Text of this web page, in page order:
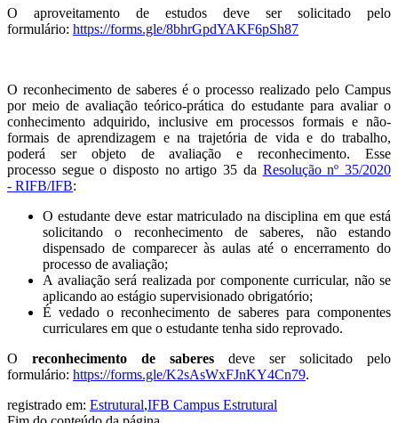
O aproveitamento de estudos deve ser solicitado pelo
formulário: https://forms.gle/8bhrGpdYAKF6pSh87
O reconhecimento de saberes é o processo realizado pelo Campus
por meio de avaliação teórico-prática do estudante para avaliar o
conhecimento adquirido, inclusive em processos formais e não-
formais de aprendizagem e na trajetória de vida e do trabalho,
poderá ser objeto de avaliação e reconhecimento. Esse
processo segue o disposto no artigo 35 da Resolução nº 35/2020
- RIFB/IFB:
O estudante deve estar matriculado na disciplina em que está
solicitando o reconhecimento de saberes, não estando
dispensado de comparecer às aulas até o encerramento do
processo de avaliação;
A avaliação será realizada por componente curricular, não se
aplicando ao estágio supervisionado obrigatório;
É vedado o reconhecimento de saberes para componentes
curriculares em que o estudante tenha sido reprovado.
O reconhecimento de saberes deve ser solicitado pelo
formulário: https://forms.gle/K2sAsWxFJnKY4Cn79.
registrado em: Estrutural,IFB Campus Estrutural